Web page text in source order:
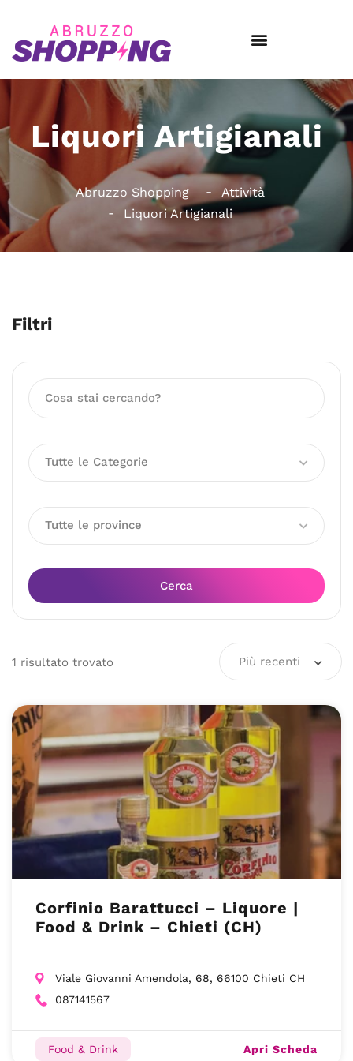
Liquori Artigianali
Abruzzo Shopping
Attività
Liquori Artigianali
Filtri
Tutte le Categorie
Tutte le province
Cerca
1 risultato trovato Più recenti
Corfinio Barattucci – Liquore |
Food & Drink – Chieti (CH)
Viale Giovanni Amendola, 68, 66100 Chieti CH
087141567
Food & Drink Apri Scheda